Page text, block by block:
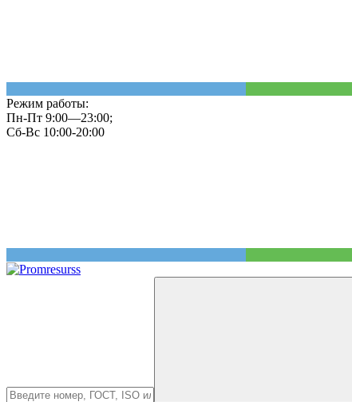
Режим работы:
Пн-Пт 9:00—23:00;
Сб-Вс 10:00-20:00